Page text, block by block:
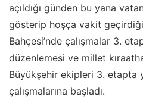
açıldığı günden bu yana
gösterip hoşça vakit
Bahçesi’nde çalışmalar 3.
düzenlemesi ve millet
Büyükşehir ekipleri 3. etapta
çalışmalarına başladı.